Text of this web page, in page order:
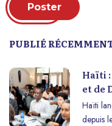
Poster
PUBLIÉ
Haïti :
et de
Haïti
depuis